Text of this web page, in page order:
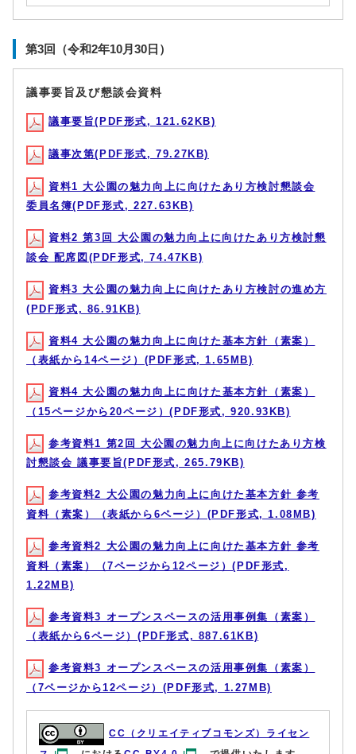
第3回（令和2年10月30日）
議事要旨及び懇談会資料
議事要旨(PDF形式, 121.62KB)
議事次第(PDF形式, 79.27KB)
資料1 大公園の魅力向上に向けたあり方検討懇談会
委員名簿(PDF形式, 227.63KB)
資料2 第3回 大公園の魅力向上に向けたあり方検討懇
談会 配席図(PDF形式, 74.47KB)
資料3 大公園の魅力向上に向けたあり方検討の進め方
(PDF形式, 86.91KB)
資料4 大公園の魅力向上に向けた基本方針（素案）
（表紙から14ページ）(PDF形式, 1.65MB)
資料4 大公園の魅力向上に向けた基本方針（素案）
（15ページから20ページ）(PDF形式, 920.93KB)
参考資料1 第2回 大公園の魅力向上に向けたあり方検
討懇談会 議事要旨(PDF形式, 265.79KB)
参考資料2 大公園の魅力向上に向けた基本方針 参考
資料（素案）（表紙から6ページ）(PDF形式, 1.08MB)
参考資料2 大公園の魅力向上に向けた基本方針 参考
資料（素案）（7ページから12ページ）(PDF形式,
1.22MB)
参考資料3 オープンスペースの活用事例集（素案）
（表紙から6ページ）(PDF形式, 887.61KB)
参考資料3 オープンスペースの活用事例集（素案）
（7ページから12ページ）(PDF形式, 1.27MB)
CC（クリエイティブコモンズ）ライセン